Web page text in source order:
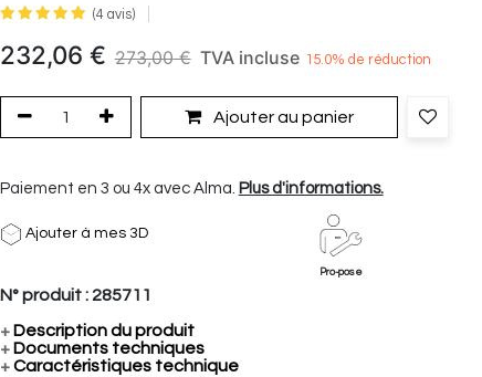
(4 avis)
232,06 € 273,00€ TVA incluse 15.0% de réduction
Ajouter au panier
Paiement en 3 ou 4x avec Alma. Plus d'informations.
Ajouter à mes 3D
Pro-pose
N° produit : 285711
+Description du produit
+Documents techniques
+Caractéristiques technique